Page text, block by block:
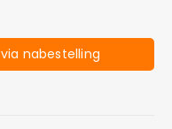
nabestelling